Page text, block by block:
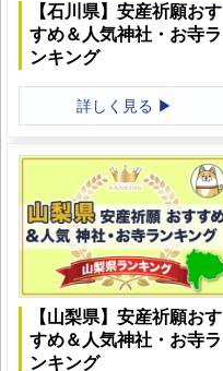
【石川県】安産祈願おす
すめ＆人気神社・お寺ラ
ンキング
詳しく見る ▶
【山梨県】安産祈願おす
すめ＆人気神社・お寺ラ
ンキング